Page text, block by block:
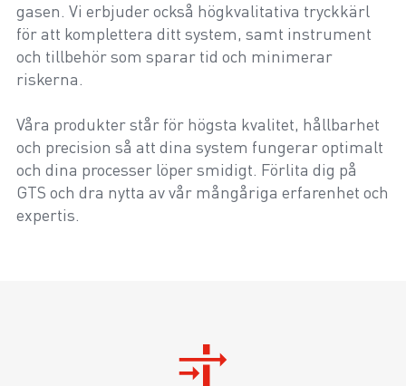
gasen. Vi erbjuder också högkvalitativa tryckkärl
för att komplettera ditt system, samt instrument
och tillbehör som sparar tid och minimerar
riskerna.
Våra produkter står för högsta kvalitet, hållbarhet
och precision så att dina system fungerar optimalt
och dina processer löper smidigt. Förlita dig på
GTS och dra nytta av vår mångåriga erfarenhet och
expertis.